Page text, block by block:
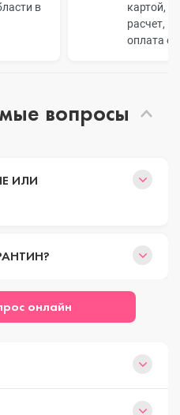
в
картой,
расчет,
оплата
вопросы
ИЛИ
онлайн